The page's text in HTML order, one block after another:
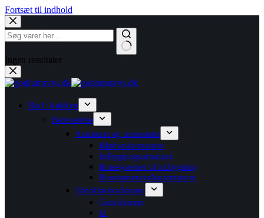
Fortsæt til indhold
Ingen resultater
Bad / køkken
Badeværelse
Armaturer og termostater
Håndvaskarmaturer
Indbygningsarmaturer
Brusesystemer til indbygning
Brusearmaturer/kararmaturer
Håndklæderadiatorer
Centralvarme
El